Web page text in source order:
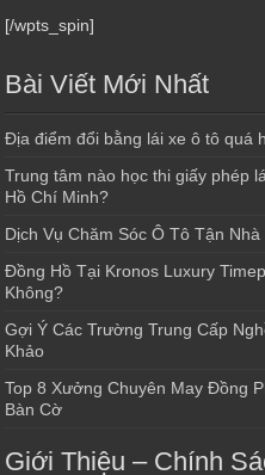
[/wpts_spin]
Bài Viết Mới Nhất
Địa điểm đổi bằng lái xe ô tô quá
Trung tâm nào học thi giấy phép
Hồ Chí Minh?
Dịch Vụ Chăm Sóc Ô Tô Tận
Đồng Hồ Tại Kronos Luxury
Không?
Gợi Ý Các Trường Trung Cấp
Khảo
Top 8 Xưởng Chuyên May Đồng
Bàn Cờ
Giới Thiệu – Chính